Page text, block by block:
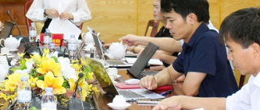
Non nước, con người xứ Nghệ
Thương hiệu xứ Nghệ
Du lịch miền Tây Nghệ An - tiềm năng và
giải pháp phát triển
Ảnh đẹp xứ Nghệ